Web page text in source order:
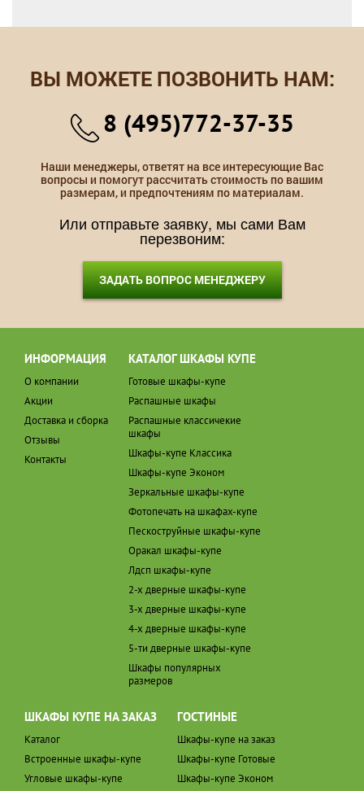
ВЫ МОЖЕТЕ ПОЗВОНИТЬ НАМ:
8 (495)772-37-35
Наши менеджеры, ответят на все интересующие Вас
вопросы и помогут рассчитать стоимость по вашим
размерам, и предпочтениям по материалам.
Или отправьте заявку, мы сами Вам
перезвоним:
ЗАДАТЬ ВОПРОС МЕНЕДЖЕРУ
ИНФОРМАЦИЯ
О компании
Акции
Доставка и сборка
Отзывы
Контакты
КАТАЛОГ ШКАФЫ КУПЕ
Готовые шкафы-купе
Распашные шкафы
Распашные классичекие
шкафы
Шкафы-купе Классика
Шкафы-купе Эконом
Зеркальные шкафы-купе
Фотопечать на шкафах-купе
Пескоструйные шкафы-купе
Оракал шкафы-купе
Лдсп шкафы-купе
2-х дверные шкафы-купе
3-х дверные шкафы-купе
4-х дверные шкафы-купе
5-ти дверные шкафы-купе
Шкафы популярных
размеров
ШКАФЫ КУПЕ НА ЗАКАЗ
Каталог
Встроенные шкафы-купе
Угловые шкафы-купе
ГОСТИНЫЕ
Шкафы-купе на заказ
Шкафы-купе Готовые
Шкафы-купе Эконом